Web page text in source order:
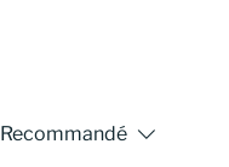
Recommandé